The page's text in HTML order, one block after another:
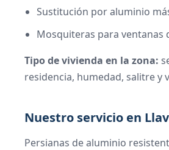
Sustitución por aluminio
Mosquiteras para ventanas
Tipo de vivienda en la zona:
residencia, humedad, salitre y
Nuestro servicio en
Persianas de aluminio